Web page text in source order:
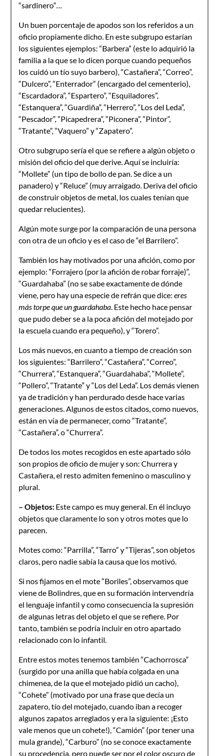
“sardinero”…
Un buen porcentaje de apodos son los referidos a un
oficio propiamente dicho. En este subgrupo estarían
los siguientes ejemplos: “Barbera” (este lo adquirió la
familia a la que se lo dicen porque cuando pequeños
los cuidó un tío suyo barbero), “Castañera”, “Correo”,
“Dulcero”, “Enterrador” (encargado del cementerio),
“Escardadora”, “Espartero”, “Esquiladores”,
“Estanquera”, “Guardiña”, “Herrero”, “Los del Leda”,
“Pescador”, “Picapedrera”, “Piconera”, “Pintor”,
“Tratante”, “Vaquero” y “Zapatero”.
Otro subgrupo sería el que se refiere a algún objeto o
misión del oficio del que derive. Aquí se incluiría:
“Mollete” (un tipo de bollo de pan. Se dice a un
panadero) y “Reluce” (muy arraigado. Deriva del oficio
de construir objetos de metal, los cuales tenían que
quedar relucientes).
Algún mote surge por la comparación de una persona
con otra de un oficio y es el caso de “el Barrilero”.
También los hay motivados por una afición, como por
ejemplo: “Forrajero (por la afición de robar forraje)”,
“Guardahaba” (no se sabe exactamente de dónde
viene, pero hay una especie de refrán que dice:eres
más torpe que un guardahaba. Este hecho hace pensar
que pudo deber se a la poca afición del motejado por
la escuela cuando era pequeño), y “Torero”.
Los más nuevos, en cuanto a tiempo de creación son
los siguientes: “Barrilero”, “Castañera”, “Correo”,
“Churrera”, “Estanquera”, “Guardahaba”, “Mollete”,
“Pollero”, “Tratante” y “Los del Leda”. Los demás vienen
ya de tradición y han perdurado desde hace varias
generaciones. Algunos de estos citados, como nuevos,
están en vía de permanecer, como “Tratante”,
“Castañera”, o “Churrera”.
De todos los motes recogidos en este apartado sólo
son propios de oficio de mujer y son: Churrera y
Castañera, el resto admiten femenino o masculino y
plural.
– Objetos: Este campo es muy general. En él incluyo
objetos que claramente lo son y otros motes que lo
parecen.
Motes como: “Parrilla”, “Tarro” y “Tijeras”, son objetos
claros, pero nadie sabía la causa que los motivó.
Si nos fijamos en el mote “Boriles”, observamos que
viene de Bolindres, que en su formación intervendría
el lenguaje infantil y como consecuencia la supresión
de algunas letras del objeto el que se refiere. Por
tanto, también se podría incluir en otro apartado
relacionado con lo infantil.
Entre estos motes tenemos también “Cachorrosca”
(surgido por una anilla que había colgada en una
chimenea, de la que el motejado pidió un cacho),
“Cohete” (motivado por una frase que decía un
zapatero, tío del motejado, cuando iban a recoger
algunos zapatos arreglados y era la siguiente: ¡Esto
vale menos que un cohete!), “Camión” (por tener una
mula grande), “Carburo” (no se conoce exactamente
su procedencia, pero puede ser por el color oscuro de